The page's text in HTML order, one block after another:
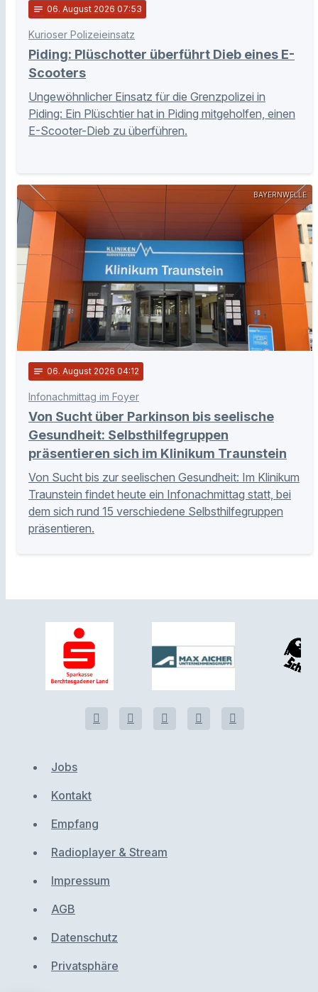
notes 06. August 2026 07:53
Kurioser Polizeieinsatz
Piding: Plüschotter überführt Dieb eines E-
Scooters
Ungewöhnlicher Einsatz für die Grenzpolizei in
Piding: Ein Plüschtier hat in Piding mitgeholfen, einen
E-Scooter-Dieb zu überführen.
BAYERNWELLE
notes 06. August 2026 04:12
Infonachmittag im Foyer
Von Sucht über Parkinson bis seelische
Gesundheit: Selbsthilfegruppen
präsentieren sich im Klinikum Traunstein
Von Sucht bis zur seelischen Gesundheit: Im Klinikum
Traunstein findet heute ein Infonachmittag statt, bei
dem sich rund 15 verschiedene Selbsthilfegruppen
präsentieren.
Jobs
Kontakt
Empfang
Radioplayer & Stream
Impressum
AGB
Datenschutz
Privatsphäre